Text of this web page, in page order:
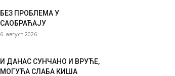
БЕЗ ПРОБЛЕМА У
САОБРАЋАЈУ
6. август 2026.
И ДАНАС СУНЧАНО И ВРУЋЕ,
МОГУЋА СЛАБА КИША